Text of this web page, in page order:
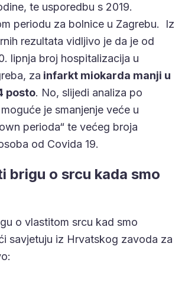
te usporedbu s 2019.
periodu za bolnice u Zagrebu. Iz
rezultata vidljivo je da je od
lipnja broj hospitalizacija u
za infarkt miokarda manji u
posto. No, slijedi analiza po
je smanjenje veće u
perioda“ te većeg broja
od Covida 19.
brigu o srcu kada smo
o vlastitom srcu kad smo
savjetuju iz Hrvatskog zavoda za